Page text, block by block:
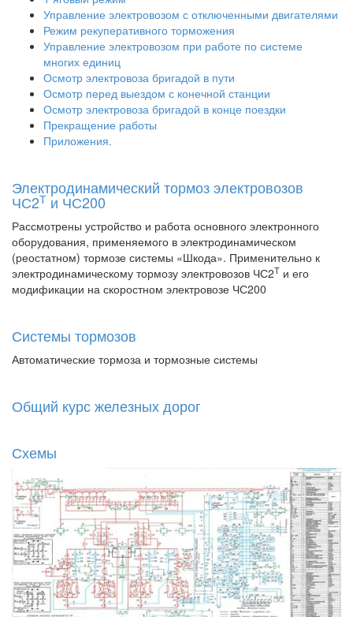
Управление электровозом с отключенными двигателями
Режим рекуперативного торможения
Управление электровозом при работе по системе
многих единиц
Осмотр электровоза бригадой в пути
Осмотр перед выездом с конечной станции
Осмотр электровоза бригадой в конце поездки
Прекращение работы
Приложения.
Электродинамический тормоз электровозов
ЧС2Т и ЧС200
Рассмотрены устройство и работа основного электронного
оборудования, применяемого в электродинамическом
(реостатном) тормозе системы «Шкода». Применительно к
электродинамическому тормозу электровозов ЧС2Т и его
модификации на скоростном электровозе ЧС200
Системы тормозов
Автоматические тормоза и тормозные системы
Общий курс железных дорог
Схемы